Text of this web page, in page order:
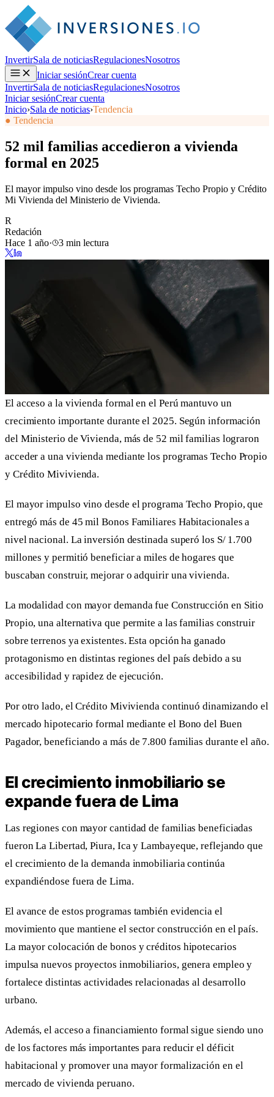
InvertirSala de noticiasRegulacionesNosotros
Iniciar sesiónCrear cuenta
InvertirSala de noticiasRegulacionesNosotros
Iniciar sesiónCrear cuenta
Inicio›Sala de noticias›Tendencia
● Tendencia
52 mil familias accedieron a vivienda
formal en 2025
El mayor impulso vino desde los programas Techo Propio y Crédito
Mi Vivienda del Ministerio de Vivienda.
R
Redación
Hace 1 año· 3 min lectura
El acceso a la vivienda formal en el Perú mantuvo un
crecimiento importante durante el 2025. Según información
del Ministerio de Vivienda, más de 52 mil familias lograron
acceder a una vivienda mediante los programas Techo Propio
y Crédito Mivivienda.
El mayor impulso vino desde el programa Techo Propio, que
entregó más de 45 mil Bonos Familiares Habitacionales a
nivel nacional. La inversión destinada superó los S/ 1.700
millones y permitió beneficiar a miles de hogares que
buscaban construir, mejorar o adquirir una vivienda.
La modalidad con mayor demanda fue Construcción en Sitio
Propio, una alternativa que permite a las familias construir
sobre terrenos ya existentes. Esta opción ha ganado
protagonismo en distintas regiones del país debido a su
accesibilidad y rapidez de ejecución.
Por otro lado, el Crédito Mivivienda continuó dinamizando el
mercado hipotecario formal mediante el Bono del Buen
Pagador, beneficiando a más de 7.800 familias durante el año.
El crecimiento inmobiliario se
expande fuera de Lima
Las regiones con mayor cantidad de familias beneficiadas
fueron La Libertad, Piura, Ica y Lambayeque, reflejando que
el crecimiento de la demanda inmobiliaria continúa
expandiéndose fuera de Lima.
El avance de estos programas también evidencia el
movimiento que mantiene el sector construcción en el país.
La mayor colocación de bonos y créditos hipotecarios
impulsa nuevos proyectos inmobiliarios, genera empleo y
fortalece distintas actividades relacionadas al desarrollo
urbano.
Además, el acceso a financiamiento formal sigue siendo uno
de los factores más importantes para reducir el déficit
habitacional y promover una mayor formalización en el
mercado de vivienda peruano.